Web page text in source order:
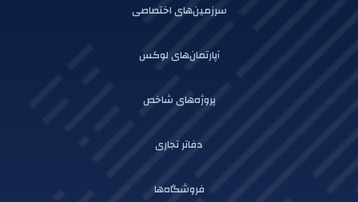
سرزمین‌های اختصاصی
آپارتمان‌های لوکس
پروژه‌های شاخص
دفاتر تجاری
فروشگاه‌ها